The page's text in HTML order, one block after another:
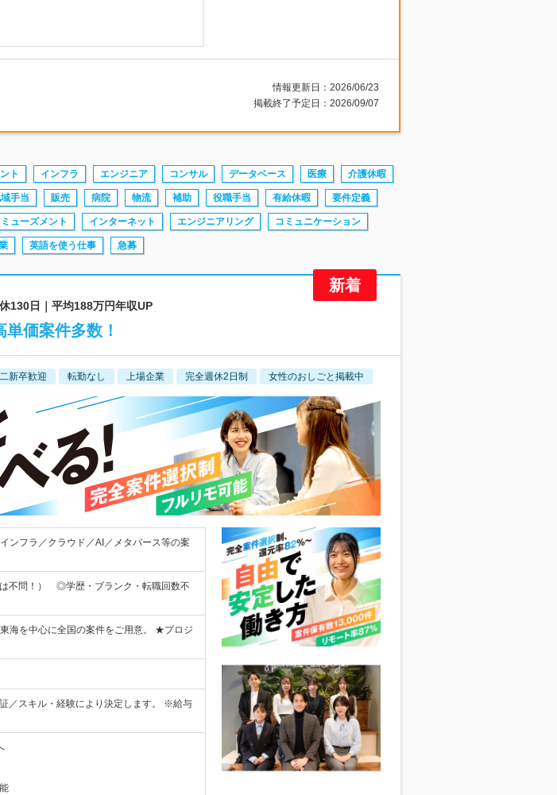
情報更新日：2026/06/23
掲載終了予定日：2026/09/07
ト インフラ エンジニア コンサル データベース 医療 介護休暇
手当 販売 病院 物流 補助 役職手当 有給休暇 要件定義
ューズメント インターネット エンジニアリング コミュニケーション
英語を使う仕事 急募
130日｜平均188万円年収UP
価案件多数！
新卒歓迎 転勤なし 上場企業 完全週休2日制 女性のおしごと掲載中
ンフラ／クラウド／AI／メタバース等の案
不問！） ◎学歴・ブランク・転職回数不
海を中心に全国の案件をご用意。 ★プロジ
／スキル・経験により決定します。 ※給与